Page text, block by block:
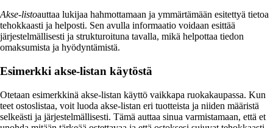
Akse-listoauttaa lukijaa hahmottamaan ja ymmärtämään esitettyä tietoa
tehokkaasti ja helposti. Sen avulla informaatio voidaan esittää
järjestelmällisesti ja strukturoituna tavalla, mikä helpottaa tiedon
omaksumista ja hyödyntämistä.
Esimerkki akse-listan käytöstä
Otetaan esimerkkinä akse-listan käyttö vaikkapa ruokakaupassa. Kun
teet ostoslistaa, voit luoda akse-listan eri tuotteista ja niiden määristä
selkeästi ja järjestelmällisesti. Tämä auttaa sinua varmistamaan, että et